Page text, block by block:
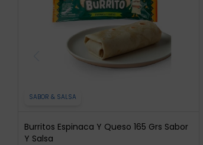
SABOR & SALSA
Burritos Espinaca Y Queso 165 Grs Sabor
Y Salsa